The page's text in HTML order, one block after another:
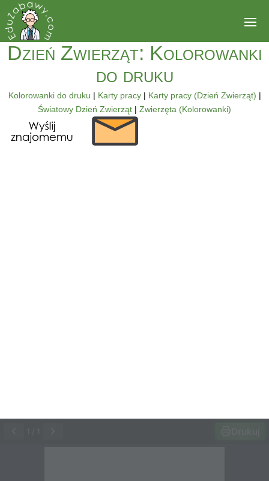
Dzień Zwierząt: Kolorowanki
do druku
Kolorowanki do druku | Karty pracy| Karty pracy (Dzień Zwierząt) |
Światowy Dzień Zwierząt | Zwierzęta (Kolorowanki)